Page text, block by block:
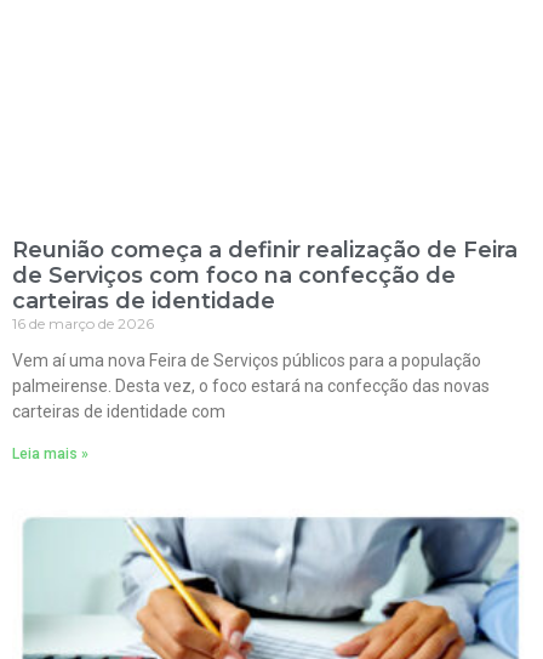
Reunião começa a definir realização de Feira
de Serviços com foco na confecção de
carteiras de identidade
16 de março de 2026
Vem aí uma nova Feira de Serviços públicos para a população
palmeirense. Desta vez, o foco estará na confecção das novas
carteiras de identidade com
Leia mais »